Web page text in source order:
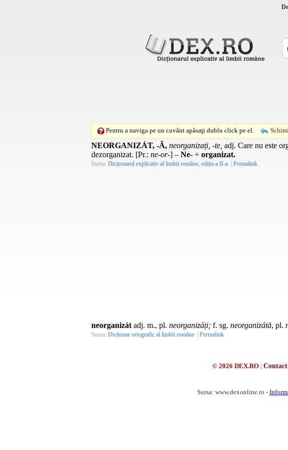
Pentru a naviga pe un cuvânt apăsaţi dublu click pe el.
NEORGANIZÁT, -Ă, neorganizați, -te, adj. Care nu este
dezorganizat. [Pr.: ne-or-] – Ne- + organizat.
Sursa: Dicționarul explicativ al limbii române, ediția a II-a | Permalink
neorganizát adj. m., pl. neorganizáți; f. sg. neorganizátă, pl.
Sursa: Dicționar ortografic al limbii române | Permalink
© 2026 DEX.RO| Contact
Sursa: www.dexonline.ro -